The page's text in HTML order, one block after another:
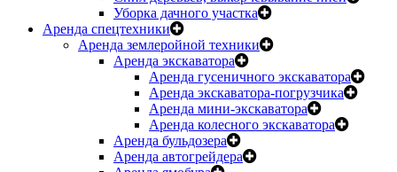
Уборка дачного участка
Аренда спецтехники
Аренда землеройной техники
Аренда экскаватора
Аренда гусеничного экскаватора
Аренда экскаватора-погрузчика
Аренда мини-экскаватора
Аренда колесного экскаватора
Аренда бульдозера
Аренда автогрейдера